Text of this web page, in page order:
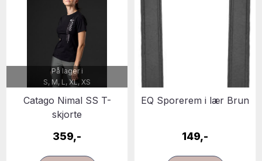
På lager i
S, M, L, XL, XS
Catago Nimal SS T-
skjorte
359,-
EQ Sporerem i lær Brun
149,-